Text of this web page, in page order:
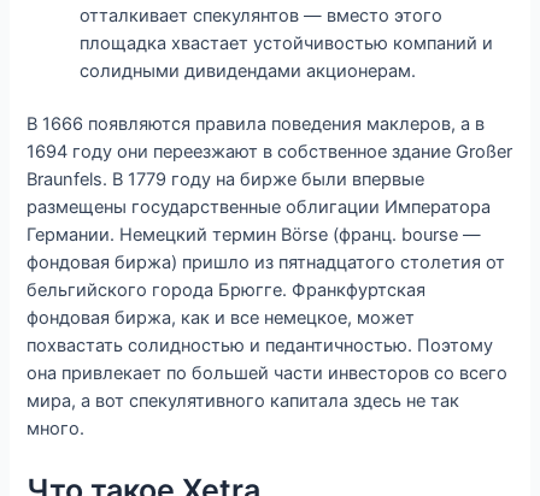
отталкивает спекулянтов — вместо этого
площадка хвастает устойчивостью компаний и
солидными дивидендами акционерам.
В 1666 появляются правила поведения маклеров, а в
1694 году они переезжают в собственное здание Großer
Braunfels. В 1779 году на бирже были впервые
размещены государственные облигации Императора
Германии. Немецкий термин Börse (франц. bourse —
фондовая биржа) пришло из пятнадцатого столетия от
бельгийского города Брюгге. Франкфуртская
фондовая биржа, как и все немецкое, может
похвастать солидностью и педантичностью. Поэтому
она привлекает по большей части инвесторов со всего
мира, а вот спекулятивного капитала здесь не так
много.